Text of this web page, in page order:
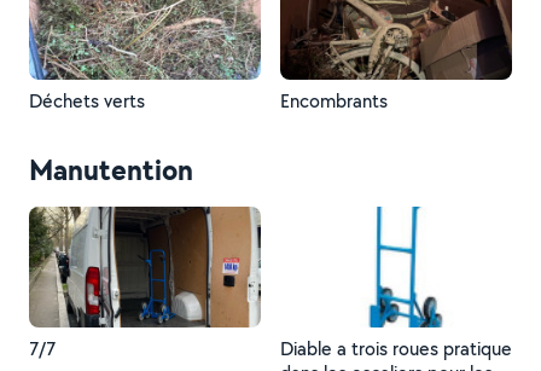
Déchets verts Encombrants
Manutention
7/7
Diable a trois roues pratique